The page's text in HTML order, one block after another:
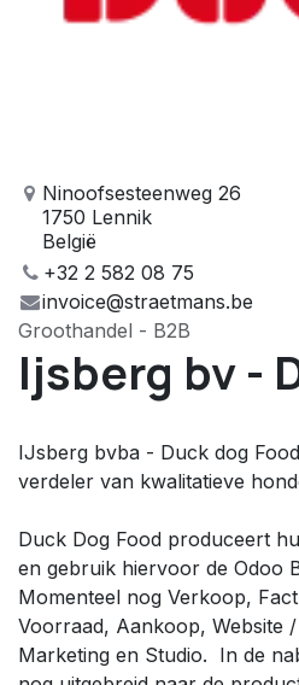
Ninoofsesteenweg 26
1750 Lennik
België
+32 2 582 08 75
invoice@straetmans.be
Groothandel - B2B
Ijsberg bv -
IJsberg bvba - Duck dog
verdeler van kwalitatieve
Duck Dog Food produceert
en gebruik hiervoor de Odoo
Momenteel nog Verkoop,
Voorraad, Aankoop, Website
Marketing en Studio. In de